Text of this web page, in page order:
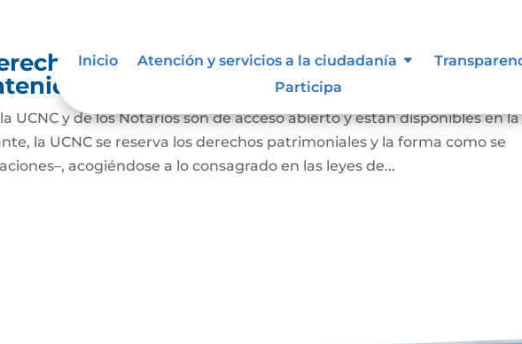
Inicio Atención y servicios a la ciudadanía
Participa
de autor y/o autorización de uso
UCNC y de los Notarios son de acceso abierto y están disponibles en la
la UCNC se reserva los derechos patrimoniales y la forma como se
acogiéndose a lo consagrado en las leyes de...